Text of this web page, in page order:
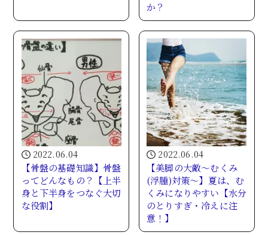
か？
2022.06.04
【骨盤の基礎知識】骨盤
ってどんなもの？【上半
身と下半身をつなぐ大切
な役割】
2022.06.04
【美脚の大敵～むくみ
(浮腫)対策～】夏は、む
くみになりやすい【水分
のとりすぎ・冷えに注
意！】